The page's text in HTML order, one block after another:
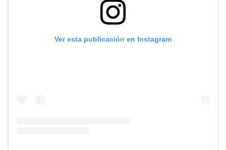
Ver esta publicación en Instagram